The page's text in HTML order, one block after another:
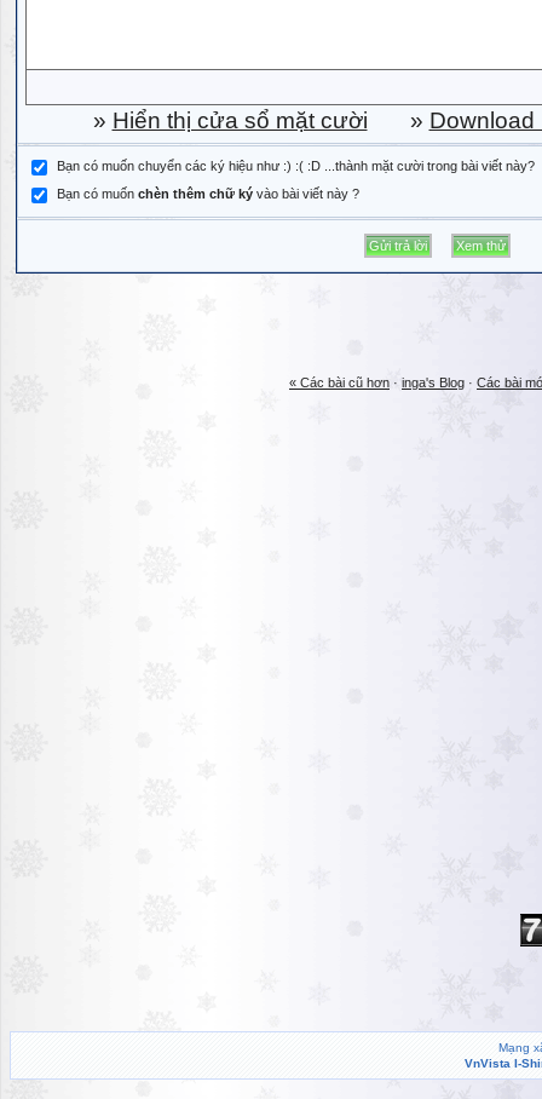
» Hiển thị cửa sổ mặt cười » Download
Bạn có muốn chuyển các ký hiệu như :) :( :D ...thành mặt cười trong bài viết này?
Bạn có muốn chèn thêm chữ ký vào bài viết này ?
« Các bài cũ hơn · inga's Blog · Các bài
Mạng
VnVista I-